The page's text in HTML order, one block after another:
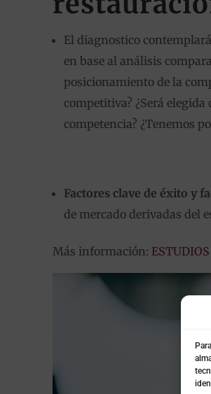
El diagnostico
en base al análisis
posicionamiento de la
competitiva? ¿Será
competencia? ¿Tenemos
Factores clave de éxito y
de mercado derivadas del
Más información: